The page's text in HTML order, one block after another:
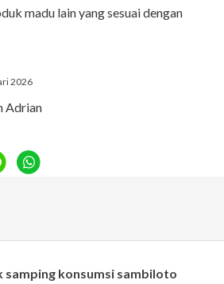
madu lain yang sesuai dengan
2026